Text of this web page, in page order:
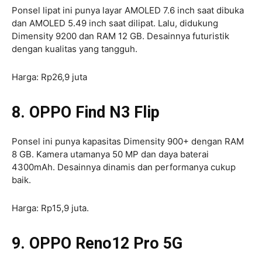
Ponsel lipat ini punya layar AMOLED 7.6 inch saat dibuka
dan AMOLED 5.49 inch saat dilipat. Lalu, didukung
Dimensity 9200 dan RAM 12 GB. Desainnya futuristik
dengan kualitas yang tangguh.
Harga: Rp26,9 juta
8. OPPO Find N3 Flip
Ponsel ini punya kapasitas Dimensity 900+ dengan RAM
8 GB. Kamera utamanya 50 MP dan daya baterai
4300mAh. Desainnya dinamis dan performanya cukup
baik.
Harga: Rp15,9 juta.
9. OPPO Reno12 Pro 5G